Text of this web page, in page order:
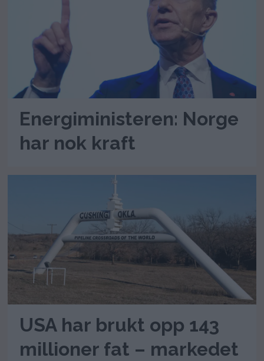
Energiministeren: Norge
har nok kraft
USA har brukt opp 143
millioner fat – markedet